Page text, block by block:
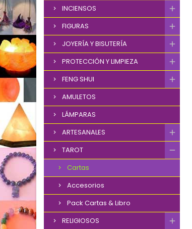
INCIENSOS
FIGURAS
JOYERÍA Y BISUTERÍA
PROTECCIÓN Y LIMPIEZA
FENG SHUI
AMULETOS
LÁMPARAS
ARTESANALES
TAROT
Cartas
Accesorios
Pack Cartas & Libro
RELIGIOSOS